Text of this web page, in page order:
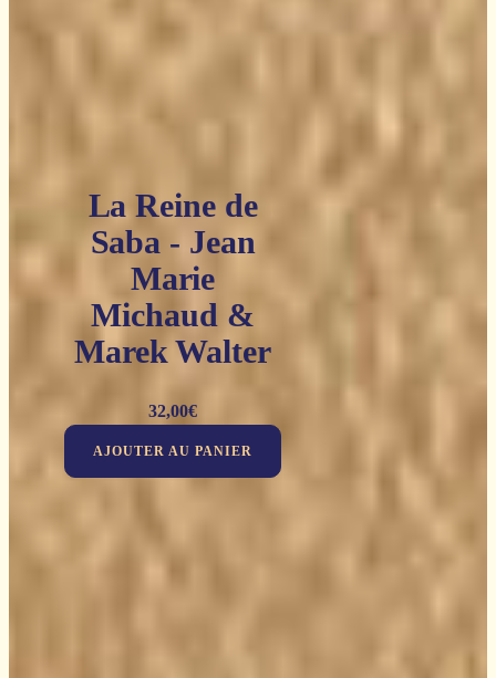
La Reine de
Saba - Jean
Marie
Michaud &
Marek Walter
32,00€
AJOUTER AU PANIER